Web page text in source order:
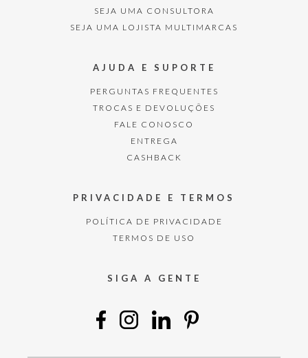
SEJA UMA CONSULTORA
SEJA UMA LOJISTA MULTIMARCAS
AJUDA E SUPORTE
PERGUNTAS FREQUENTES
TROCAS E DEVOLUÇÕES
FALE CONOSCO
ENTREGA
CASHBACK
PRIVACIDADE E TERMOS
POLÍTICA DE PRIVACIDADE
TERMOS DE USO
SIGA A GENTE